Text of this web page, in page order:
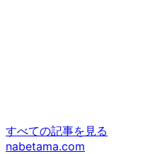
すべての記事を見る
nabetama.com